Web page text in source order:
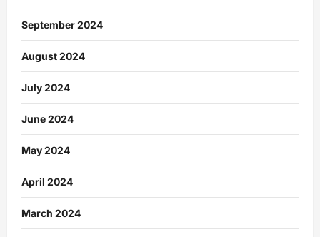
September 2024
August 2024
July 2024
June 2024
May 2024
April 2024
March 2024